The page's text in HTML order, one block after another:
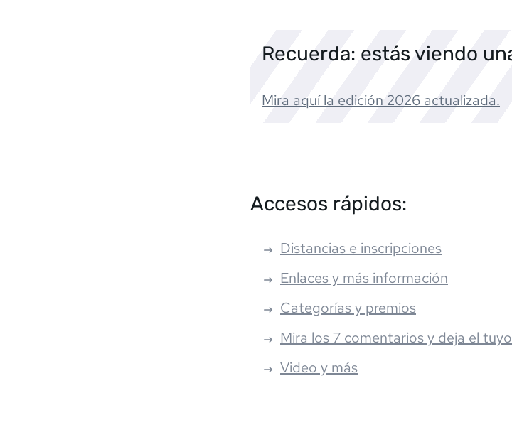
Recuerda: estás viendo
Mira aquí la edición 2026 actualizada.
Accesos rápidos:
Distancias e inscripciones
Enlaces y más información
Categorías y premios
Mira los 7 comentarios y deja el tuyo
Video y más